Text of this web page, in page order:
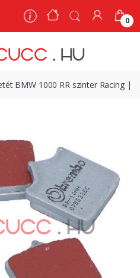
0
BMW 1000 RR szinter Racing |
0